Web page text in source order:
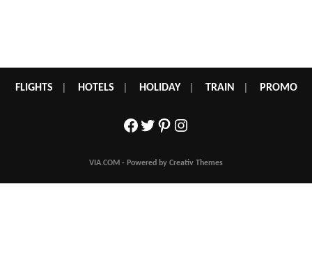
FLIGHTS HOTELS HOLIDAY| TRAIN PROMO
Facebook
Twitter
Pinterest
Instagram
VIA.COM - Powered by Creativ Themes